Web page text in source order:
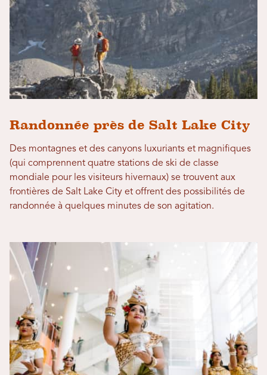
Randonnée près de Salt Lake City
Des montagnes et des canyons luxuriants et magnifiques
(qui comprennent quatre stations de ski de classe
mondiale pour les visiteurs hivernaux) se trouvent aux
frontières de Salt Lake City et offrent des possibilités de
randonnée à quelques minutes de son agitation.